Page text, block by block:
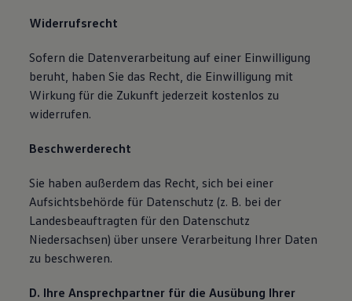
Widerrufsrecht
Sofern die Datenverarbeitung auf einer Einwilligung
beruht, haben Sie das Recht, die Einwilligung mit
Wirkung für die Zukunft jederzeit kostenlos zu
widerrufen.
Beschwerderecht
Sie haben außerdem das Recht, sich bei einer
Aufsichtsbehörde für Datenschutz (z. B. bei der
Landesbeauftragten für den Datenschutz
Niedersachsen) über unsere Verarbeitung Ihrer Daten
zu beschweren.
D. Ihre Ansprechpartner für die Ausübung Ihrer